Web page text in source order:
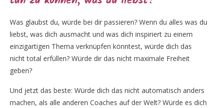
Was glaubst du, würde bei dir passieren? Wenn du alles was du
liebst, was dich ausmacht und was dich inspiriert zu einem
einzigartigen Thema verknüpfen könntest, würde dich das
nicht total erfüllen? Würde dir das nicht maximale Freiheit
geben?
Und jetzt das beste: Würde dich das nicht automatisch anders
machen, als alle anderen Coaches auf der Welt? Würde es dich